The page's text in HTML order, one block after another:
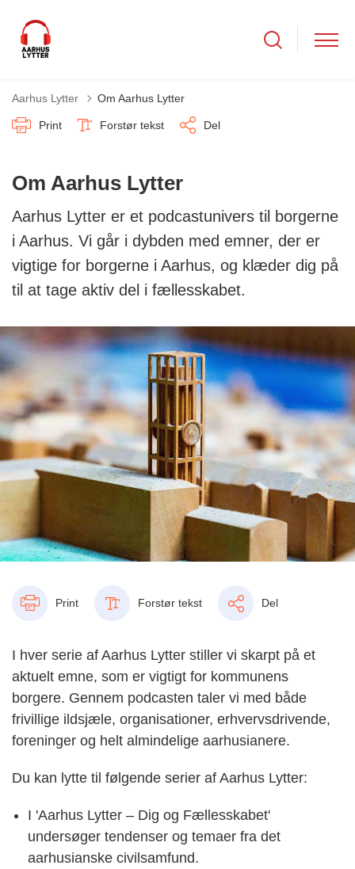
Aarhus Lytter Om Aarhus Lytter
Print Forstør tekst Del
Om Aarhus Lytter
Aarhus Lytter er et podcastunivers til borgerne
i Aarhus. Vi går i dybden med emner, der er
vigtige for borgerne i Aarhus, og klæder dig på
til at tage aktiv del i fællesskabet.
Print Forstør tekst Del
I hver serie af Aarhus Lytter stiller vi skarpt på et
aktuelt emne, som er vigtigt for kommunens
borgere. Gennem podcasten taler vi med både
frivillige ildsjæle, organisationer, erhvervsdrivende,
foreninger og helt almindelige aarhusianere.
Du kan lytte til følgende serier af Aarhus Lytter:
I 'Aarhus Lytter – Dig og Fællesskabet'
undersøger tendenser og temaer fra det
aarhusianske civilsamfund.